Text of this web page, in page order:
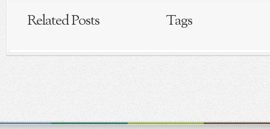
Related Posts Tags